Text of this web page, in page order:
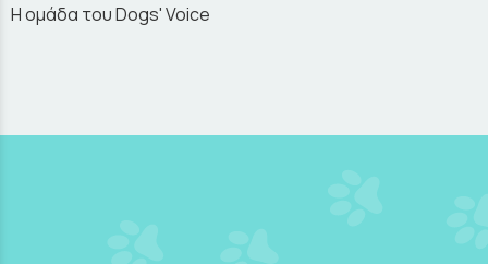
Η ομάδα του Dogs' Voice